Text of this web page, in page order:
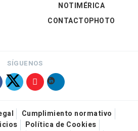
NOTIMÉRICA
CONTACTOPHOTO
SÍGUENOS
Cumplimiento normativo
Política de Cookies